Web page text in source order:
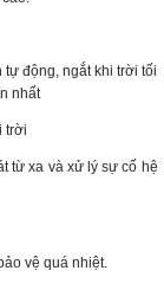
tự động, ngắt khi trời tối
nhất
trời
từ xa và xử lý sự cố hệ
vệ quá nhiệt.